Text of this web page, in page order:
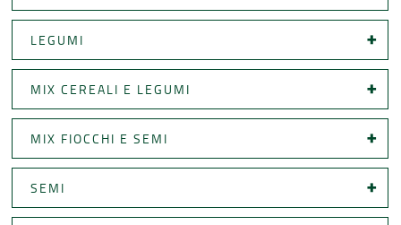
LEGUMI
MIX CEREALI E LEGUMI
MIX FIOCCHI E SEMI
SEMI